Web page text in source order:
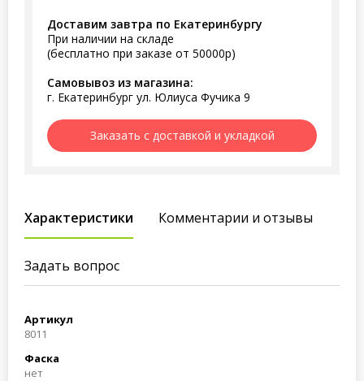
Доставим завтра по Екатеринбургу
При наличии на складе
(бесплатно при заказе от 50000р)
Самовывоз из магазина:
г. Екатеринбург ул. Юлиуса Фучика 9
Заказать с доставкой и укладкой
Характеристики Комментарии и отзывы
Задать вопрос
Артикул
8011
Фаска
нет